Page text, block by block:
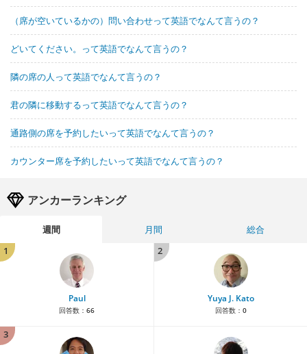
（席が空いているかの）問い合わせって英語でなんて言うの？
どいてください。って英語でなんて言うの？
隣の席の人って英語でなんて言うの？
君の隣に移動するって英語でなんて言うの？
通路側の席を予約したいって英語でなんて言うの？
カウンター席を予約したいって英語でなんて言うの？
アンカーランキング
週間 月間
総合
1
Paul
回答数： 66
2
Yuya J. Kato
回答数： 0
3